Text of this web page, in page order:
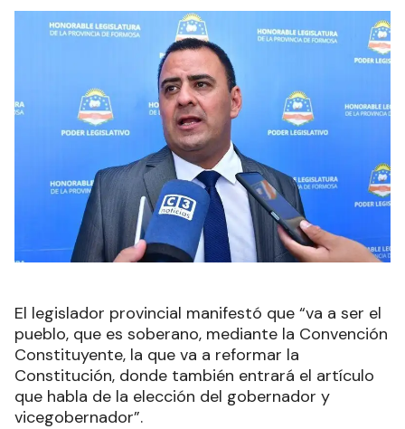
El legislador provincial manifestó que “va a ser el
pueblo, que es soberano, mediante la Convención
Constituyente, la que va a reformar la
Constitución, donde también entrará el artículo
que habla de la elección del gobernador y
vicegobernador”.